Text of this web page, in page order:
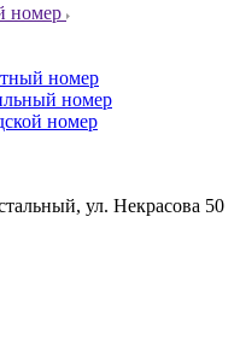
номер
номер
номер
номер
, ул. Некрасова 50